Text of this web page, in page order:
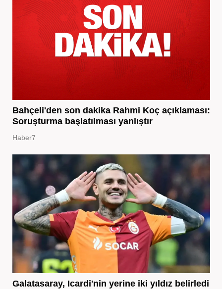
Bahçeli'den son dakika Rahmi Koç açıklaması:
Soruşturma başlatılması yanlıştır
Haber7
Galatasaray, Icardi'nin yerine iki yıldız belirledi